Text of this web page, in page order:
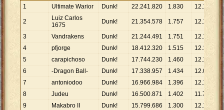
1
Ultimate Warior Dunk! 22.241.820 1.830 12.154
2
Luiz Carlos
1675
Dunk! 21.354.578 1.757 12.154
3 Vandrakens Dunk! 21.244.491 1.751 12.133
4
pfjorge Dunk! 18.412.320 1.515 12.153
5
carapichoso Dunk! 17.744.230 1.460 12.154
6
-Dragon Ball- Dunk! 17.338.957 1.434 12.091
7
antoniodoo Dunk! 16.966.984 1.396 12.154
8
Judeu Dunk! 16.500.871 1.402 11.770
9
Makabro II Dunk! 15.799.686 1.300 12.154